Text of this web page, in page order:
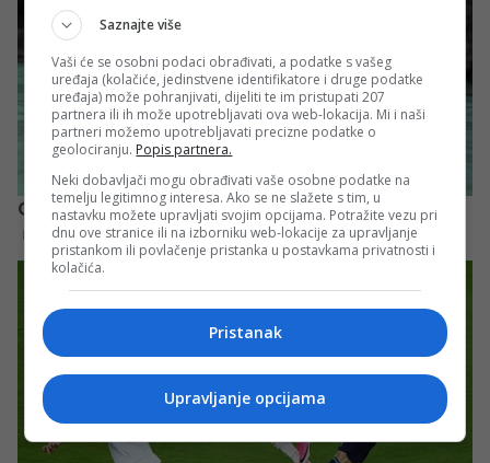
Saznajte više
Vaši će se osobni podaci obrađivati, a podatke s vašeg
uređaja (kolačiće, jedinstvene identifikatore i druge podatke
uređaja) može pohranjivati, dijeliti te im pristupati 207
partnera ili ih može upotrebljavati ova web-lokacija. Mi i naši
partneri možemo upotrebljavati precizne podatke o
geolociranju. Popis partnera.
Neki dobavljači mogu obrađivati vaše osobne podatke na
temelju legitimnog interesa. Ako se ne slažete s tim, u
nastavku možete upravljati svojim opcijama. Potražite vezu pri
dnu ove stranice ili na izborniku web-lokacije za upravljanje
pristankom ili povlačenje pristanka u postavkama privatnosti i
kolačića.
Pristanak
Upravljanje opcijama